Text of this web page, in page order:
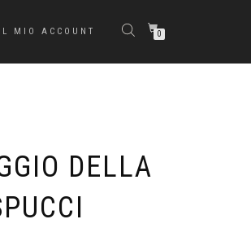
MIO ACCOUNT 0
DELLA